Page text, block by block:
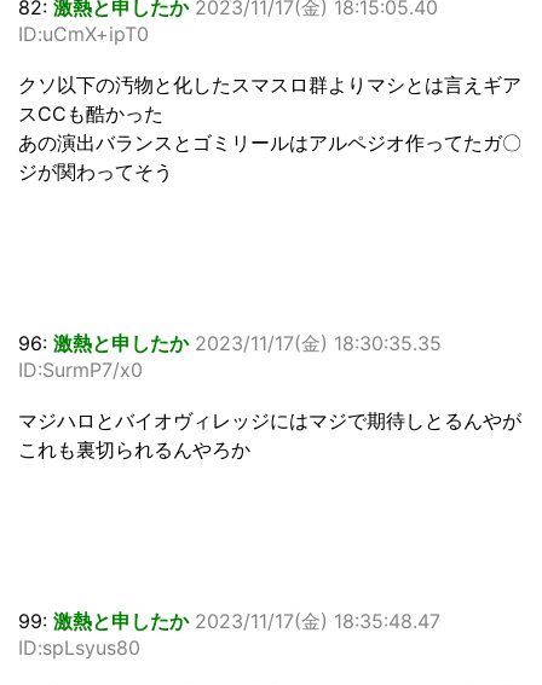
82: 激熱と申したか 2023/11/17(金) 18:15:05.40
ID:uCmX+ipT0
クソ以下の汚物と化したスマスロ群よりマシとは言えギア
スCCも酷かった
あの演出バランスとゴミリールはアルペジオ作ってたガ〇
ジが関わってそう
96: 激熱と申したか 2023/11/17(金) 18:30:35.35
ID:SurmP7/x0
マジハロとバイオヴィレッジにはマジで期待しとるんやが
これも裏切られるんやろか
99: 激熱と申したか 2023/11/17(金) 18:35:48.47
ID:spLsyus80